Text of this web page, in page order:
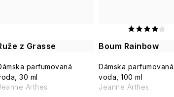
z Grasse
parfumovaná
30 ml
Arthes
Boum Rainbow
Dámska parfumovaná
voda, 100 ml
Jeanne Arthes